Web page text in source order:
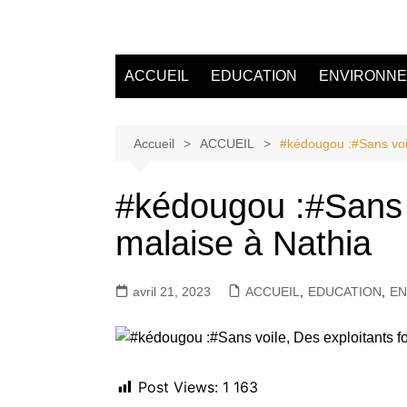
ACCUEIL EDUCATION
Accueil ACCUEIL #kédougou :#Sans
#kédougou
malaise à Nathia
avril 21, 2023 ACCUEIL EDUCATION
Post Views: 1 163